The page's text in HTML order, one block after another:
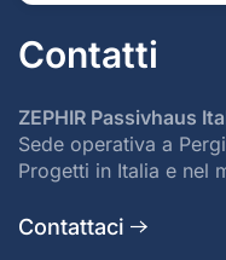
Contatti
ZEPHIR Passivhaus
Sede operativa a
Progetti in Italia e nel
Contattaci